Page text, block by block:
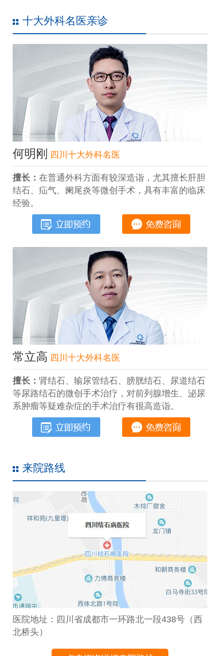
十大外科名医亲诊
何明刚 四川十大外科名医
擅长： 在普通外科方面有较深造诣，尤其擅长肝胆
结石、疝气、阑尾炎等微创手术，具有丰富的临床
经验。
常立高 四川十大外科名医
擅长： 肾结石、输尿管结石、膀胱结石、尿道结石
等尿路结石的微创手术治疗，对前列腺增生、泌尿
系肿瘤等疑难杂症的手术治疗有很高造诣。
来院路线
医院地址：四川省成都市一环路北一段438号（西
北桥头）